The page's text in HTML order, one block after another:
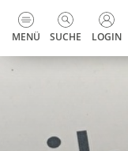
zur Startseite
Direkt zur
Direkt zum
Direkt zur
Direkt zum
MENÜ SUCHE LOGIN